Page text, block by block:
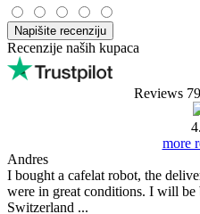
Napišite recenziju
Recenzije naših kupaca
Reviews 79
more
Andres
I bought a cafelat robot, the
were in great conditions. I will
Switzerland ...